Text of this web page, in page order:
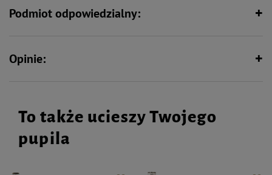
Podmiot odpowiedzialny:
Opinie:
To także ucieszy Twojego
pupila